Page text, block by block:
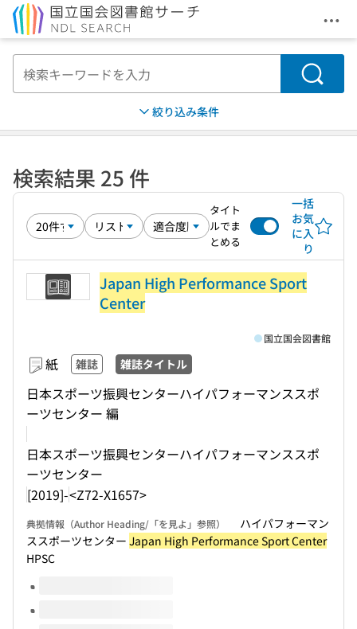
メ
検索
絞り込み条件
検索結果 25 件
タイト
ルでま
とめる
一括
お気
に入
り
Japan High Performance Sport
Center
紙 雑誌 雑誌タイトル
日本スポーツ振興センターハイパフォーマンススポ
ーツセンター 編
日本スポーツ振興センターハイパフォーマンススポ
ーツセンター
[2019]-<Z72-X1657>
国立国会図書館
典拠情報（Author Heading/「を見よ」参照）
ハイパフォーマン
ススポーツセンター Japan High Performance Sport Center
HPSC
このタイトルの巻号